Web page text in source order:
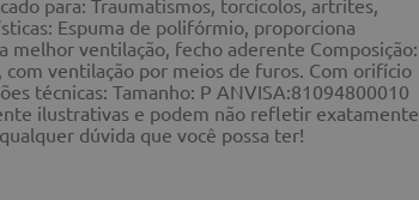
para: Traumatismos, torcicolos, artrites,
Espuma de polifórmio, proporciona
ventilação, fecho aderente Composição:
ventilação por meios de furos. Com orifício
técnicas: Tamanho: P ANVISA:81094800010
ilustrativas e podem não refletir exatamente
dúvida que você possa ter!